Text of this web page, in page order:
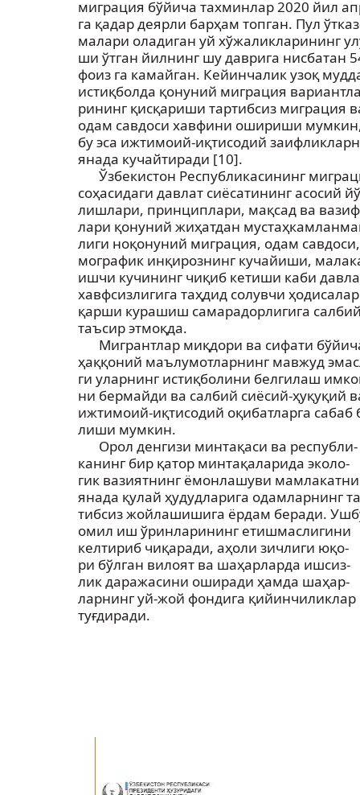
миграция бўйича тахминлар 2020 йил
га қадар деярли барҳам топган. Пул
малари оладиган уй хўжаликларининг
ши ўтган йилнинг шу даврига нисбатан
фоиз га камайган. Кейинчалик узоқ
истиқболда қонуний миграция
рининг қисқариши тартибсиз миграция
одам савдоси хавфини ошириши
бу эса ижтимоий-иқтисодий
янада кучайтиради [10].
Ўзбекистон Республикасининг
соҳасидаги давлат сиёсатининг асосий
лишлари, принциплари, мақсад ва
лари қонуний жиҳатдан
лиги ноқонуний миграция, одам
мографик инқирознинг кучайиши,
ишчи кучининг чиқиб кетиши каби
хавфсизлигига таҳдид солувчи
қарши курашиш самарадорлигига
таъсир этмоқда.
Мигрантлар миқдори ва сифати
ҳаққоний маълумотларнинг мавжуд
ги уларнинг истиқболини белгилаш
ни бермайди ва салбий сиёсий-ҳуқуқий
ижтимоий-иқтисодий оқибатларга сабаб
лиши мумкин.
Орол денгизи минтақаси ва республи-
канинг бир қатор минтақаларида эколо-
гик вазиятнинг ёмонлашуви
янада қулай ҳудудларига одамларнинг
тибсиз жойлашишига ёрдам беради.
омил иш ўринларининг етишмаслигини
келтириб чиқаради, аҳоли зичлиги юқо-
ри бўлган вилоят ва шаҳарларда ишсиз-
лик даражасини оширади ҳамда шаҳар-
ларнинг уй-жой фондига қийинчиликлар
туғдиради.